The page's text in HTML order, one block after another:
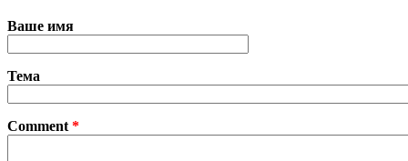
Ваше имя
Тема
Comment *